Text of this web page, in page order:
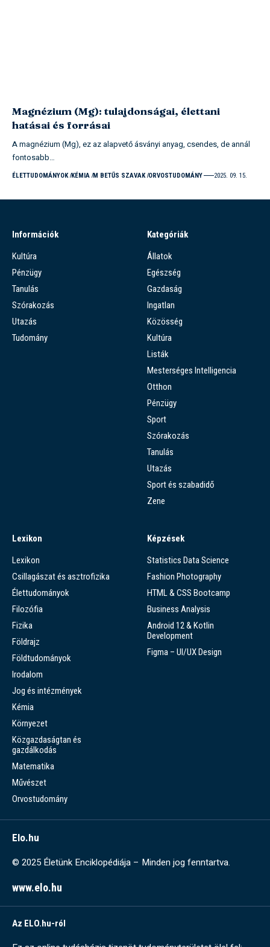
Magnézium (Mg): tulajdonságai, élettani
hatásai és forrásai
A magnézium (Mg), ez az alapvető ásványi anyag, csendes, de annál
fontosabb…
ÉLETTUDOMÁNYOK KÉMIA M BETŰS SZAVAK ORVOSTUDOMÁNY 2025. 09. 15.
Információk
Kultúra
Pénzügy
Tanulás
Szórakozás
Utazás
Tudomány
Kategóriák
Állatok
Egészség
Gazdaság
Ingatlan
Közösség
Kultúra
Listák
Mesterséges Intelligencia
Otthon
Pénzügy
Sport
Szórakozás
Tanulás
Utazás
Sport és szabadidő
Zene
Lexikon
Lexikon
Csillagászat és asztrofizika
Élettudományok
Filozófia
Fizika
Földrajz
Földtudományok
Irodalom
Jog és intézmények
Kémia
Környezet
Közgazdaságtan és
gazdálkodás
Matematika
Művészet
Orvostudomány
Képzések
Statistics Data Science
Fashion Photography
HTML & CSS Bootcamp
Business Analysis
Android 12 & Kotlin
Development
Figma – UI/UX Design
Elo.hu
© 2025 Életünk Enciklopédiája – Minden jog fenntartva.
www.elo.hu
Az ELO.hu-ról